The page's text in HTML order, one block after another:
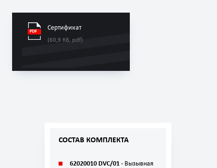
СОСТАВ КОМПЛЕКТА
62020010 DVC/01 - Вызывная
Сертификат
(60,9 КБ, pdf)